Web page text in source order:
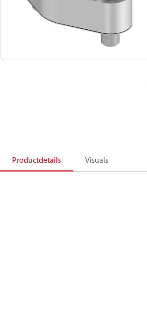
Productdetails Visuals